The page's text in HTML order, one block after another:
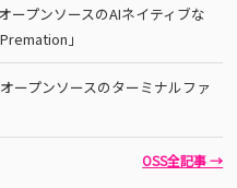
プンソースのAIネイティブな
」
ープンソースのターミナルファ
OSS全記事 →